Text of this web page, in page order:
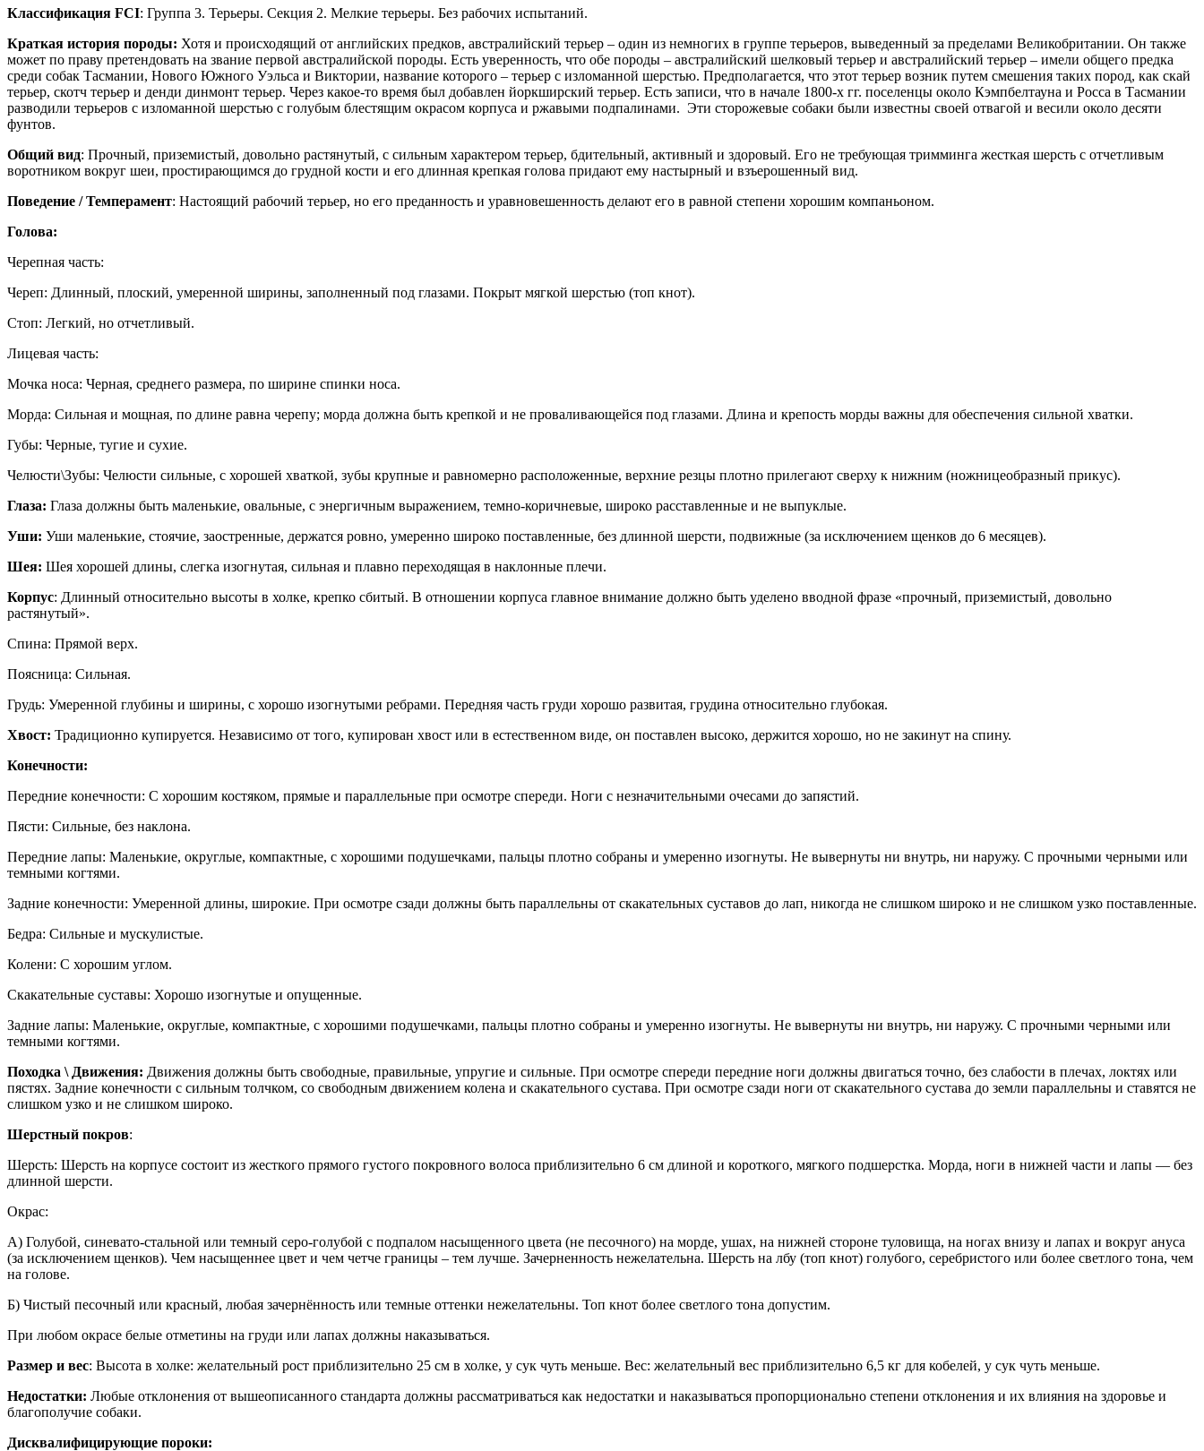
Классификация FCI: Группа 3. Терьеры. Секция 2. Мелкие терьеры. Без рабочих испытаний.
Краткая история породы: Хотя и происходящий от английских предков, австралийский терьер – один из немногих в группе терьеров, выведенный за пределами Великобритании. Он также
может по праву претендовать на звание первой австралийской породы. Есть уверенность, что обе породы – австралийский шелковый терьер и австралийский терьер – имели общего предка
среди собак Тасмании, Нового Южного Уэльса и Виктории, название которого – терьер с изломанной шерстью. Предполагается, что этот терьер возник путем смешения таких пород, как скай
терьер, скотч терьер и денди динмонт терьер. Через какое-то время был добавлен йоркширский терьер. Есть записи, что в начале 1800-х гг. поселенцы около Кэмпбелтауна и Росса в Тасмании
разводили терьеров с изломанной шерстью с голубым блестящим окрасом корпуса и ржавыми подпалинами. Эти сторожевые собаки были известны своей отвагой и весили около десяти
фунтов.
Общий вид: Прочный, приземистый, довольно растянутый, с сильным характером терьер, бдительный, активный и здоровый. Его не требующая тримминга жесткая шерсть с отчетливым
воротником вокруг шеи, простирающимся до грудной кости и его длинная крепкая голова придают ему настырный и взъерошенный вид.
Поведение / Темперамент: Настоящий рабочий терьер, но его преданность и уравновешенность делают его в равной степени хорошим компаньоном.
Голова:
Черепная часть:
Череп: Длинный, плоский, умеренной ширины, заполненный под глазами. Покрыт мягкой шерстью (топ кнот).
Стоп: Легкий, но отчетливый.
Лицевая часть:
Мочка носа: Черная, среднего размера, по ширине спинки носа.
Морда: Сильная и мощная, по длине равна черепу; морда должна быть крепкой и не проваливающейся под глазами. Длина и крепость морды важны для обеспечения сильной хватки.
Губы: Черные, тугие и сухие.
Челюсти\Зубы: Челюсти сильные, с хорошей хваткой, зубы крупные и равномерно расположенные, верхние резцы плотно прилегают сверху к нижним (ножницеобразный прикус).
Глаза: Глаза должны быть маленькие, овальные, с энергичным выражением, темно-коричневые, широко расставленные и не выпуклые.
Уши: Уши маленькие, стоячие, заостренные, держатся ровно, умеренно широко поставленные, без длинной шерсти, подвижные (за исключением щенков до 6 месяцев).
Шея: Шея хорошей длины, слегка изогнутая, сильная и плавно переходящая в наклонные плечи.
Корпус: Длинный относительно высоты в холке, крепко сбитый. В отношении корпуса главное внимание должно быть уделено вводной фразе «прочный, приземистый, довольно
растянутый».
Спина: Прямой верх.
Поясница: Сильная.
Грудь: Умеренной глубины и ширины, с хорошо изогнутыми ребрами. Передняя часть груди хорошо развитая, грудина относительно глубокая.
Хвост: Традиционно купируется. Независимо от того, купирован хвост или в естественном виде, он поставлен высоко, держится хорошо, но не закинут на спину.
Конечности:
Передние конечности: С хорошим костяком, прямые и параллельные при осмотре спереди. Ноги с незначительными очесами до запястий.
Пясти: Сильные, без наклона.
Передние лапы: Маленькие, округлые, компактные, с хорошими подушечками, пальцы плотно собраны и умеренно изогнуты. Не вывернуты ни внутрь, ни наружу. С прочными черными или
темными когтями.
Задние конечности: Умеренной длины, широкие. При осмотре сзади должны быть параллельны от скакательных суставов до лап, никогда не слишком широко и не слишком узко поставленные.
Бедра: Сильные и мускулистые.
Колени: С хорошим углом.
Скакательные суставы: Хорошо изогнутые и опущенные.
Задние лапы: Маленькие, округлые, компактные, с хорошими подушечками, пальцы плотно собраны и умеренно изогнуты. Не вывернуты ни внутрь, ни наружу. С прочными черными или
темными когтями.
Походка \ Движения: Движения должны быть свободные, правильные, упругие и сильные. При осмотре спереди передние ноги должны двигаться точно, без слабости в плечах, локтях или
пястях. Задние конечности с сильным толчком, со свободным движением колена и скакательного сустава. При осмотре сзади ноги от скакательного сустава до земли параллельны и ставятся не
слишком узко и не слишком широко.
Шерстный покров:
Шерсть: Шерсть на корпусе состоит из жесткого прямого густого покровного волоса приблизительно 6 см длиной и короткого, мягкого подшерстка. Морда, ноги в нижней части и лапы — без
длинной шерсти.
Окрас:
А) Голубой, синевато-стальной или темный серо-голубой с подпалом насыщенного цвета (не песочного) на морде, ушах, на нижней стороне туловища, на ногах внизу и лапах и вокруг ануса
(за исключением щенков). Чем насыщеннее цвет и чем четче границы – тем лучше. Зачерненность нежелательна. Шерсть на лбу (топ кнот) голубого, серебристого или более светлого тона, чем
на голове.
Б) Чистый песочный или красный, любая зачернённость или темные оттенки нежелательны. Топ кнот более светлого тона допустим.
При любом окрасе белые отметины на груди или лапах должны наказываться.
Размер и вес: Высота в холке: желательный рост приблизительно 25 см в холке, у сук чуть меньше. Вес: желательный вес приблизительно 6,5 кг для кобелей, у сук чуть меньше.
Недостатки: Любые отклонения от вышеописанного стандарта должны рассматриваться как недостатки и наказываться пропорционально степени отклонения и их влияния на здоровье и
благополучие собаки.
Дисквалифицирующие пороки: